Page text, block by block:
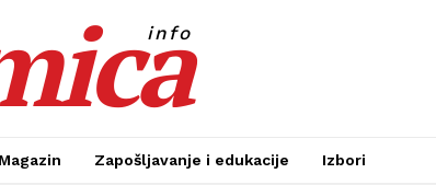
info
Magazin Zapošljavanje i edukacije Izbori